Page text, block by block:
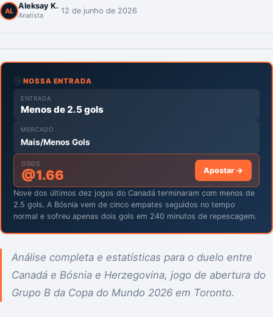
AL
Aleksay K.
Analista 12 de junho de 2026
🎯NOSSA ENTRADA
ENTRADA
Menos de 2.5 gols
MERCADO
Mais/Menos Gols
ODDS
@1.66 Apostar →
Nove dos últimos dez jogos do Canadá terminaram com menos de
2.5 gols. A Bósnia vem de cinco empates seguidos no tempo
normal e sofreu apenas dois gols em 240 minutos de repescagem.
Análise completa e estatísticas para o duelo entre
Canadá e Bósnia e Herzegovina, jogo de abertura do
Grupo B da Copa do Mundo 2026 em Toronto.